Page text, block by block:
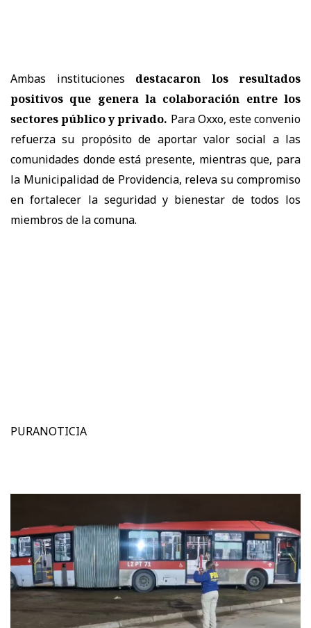
Ambas instituciones destacaron los resultados
positivos que genera la colaboración entre los
sectores público y privado. Para Oxxo, este convenio
refuerza su propósito de aportar valor social a las
comunidades donde está presente, mientras que, para
la Municipalidad de Providencia, releva su compromiso
en fortalecer la seguridad y bienestar de todos los
miembros de la comuna.
PURANOTICIA